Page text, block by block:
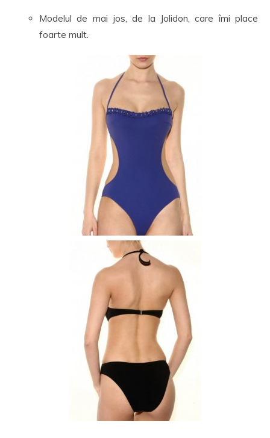
Modelul de mai jos, de la Jolidon, care îmi place
foarte mult.